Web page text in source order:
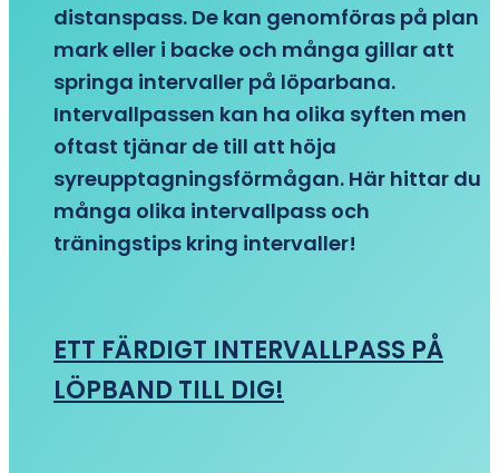
distanspass. De kan genomföras på plan
mark eller i backe och många gillar att
springa intervaller på löparbana.
Intervallpassen kan ha olika syften men
oftast tjänar de till att höja
syreupptagningsförmågan. Här hittar du
många olika intervallpass och
träningstips kring intervaller!
ETT FÄRDIGT INTERVALLPASS PÅ
LÖPBAND TILL DIG!